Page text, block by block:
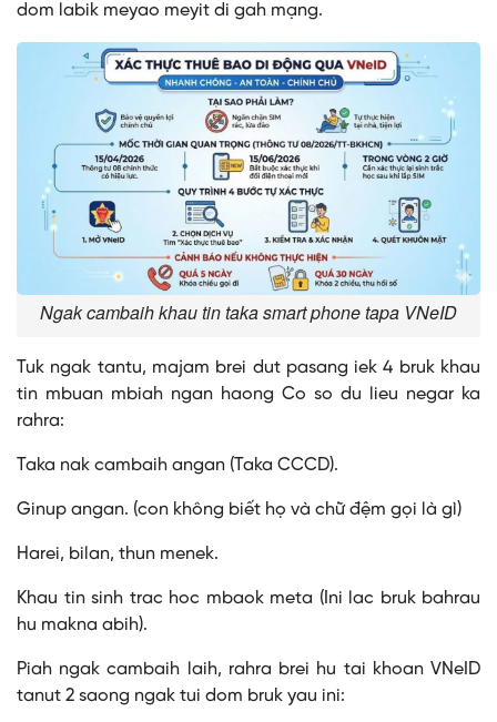
dom labik meyao meyit di gah mạng.
Ngak cambaih khau tin taka smart phone tapa VNeID
Tuk ngak tantu, majam brei dut pasang iek 4 bruk khau
tin mbuan mbiah ngan haong Co so du lieu negar ka
rahra:
Taka nak cambaih angan (Taka CCCD).
Ginup angan. (con không biết họ và chữ đệm gọi là gì)
Harei, bilan, thun menek.
Khau tin sinh trac hoc mbaok meta (Ini lac bruk bahrau
hu makna abih).
Piah ngak cambaih laih, rahra brei hu tai khoan VNeID
tanut 2 saong ngak tui dom bruk yau ini: